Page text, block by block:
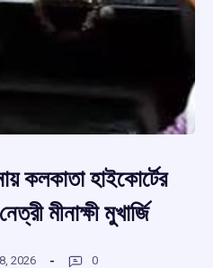
কলকাতা হাইকোর্টের
মীনাক্ষী মুখার্জি
2026 0